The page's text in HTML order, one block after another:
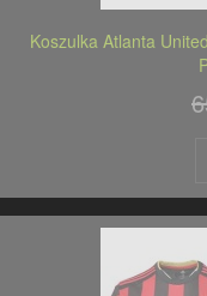
Koszulka Atlanta